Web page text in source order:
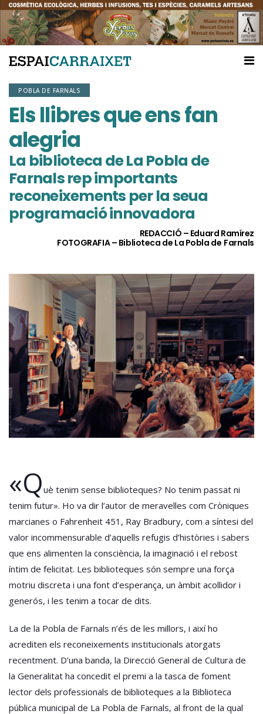
POBLA DE FARNALS
Els llibres que ens fan
alegria
La biblioteca de La Pobla de
Farnals rep importants
reconeixements per la seua
programació innovadora
REDACCIÓ – Eduard Ramírez
FOTOGRAFIA – Biblioteca de La Pobla de Farnals
«Què tenim sense biblioteques? No tenim passat ni
tenim futur». Ho va dir l’autor de meravelles com Cròniques
marcianes o Fahrenheit 451, Ray Bradbury, com a síntesi del
valor incommensurable d’aquells refugis d’històries i sabers
que ens alimenten la consciència, la imaginació i el rebost
íntim de felicitat. Les biblioteques són sempre una força
motriu discreta i una font d’esperança, un àmbit acollidor i
generós, i les tenim a tocar de dits.
La de la Pobla de Farnals n’és de les millors, i així ho
acrediten els reconeixements institucionals atorgats
recentment. D’una banda, la Direcció General de Cultura de
la Generalitat ha concedit el premi a la tasca de foment
lector dels professionals de biblioteques a la Biblioteca
pública municipal de La Pobla de Farnals, al front de la qual